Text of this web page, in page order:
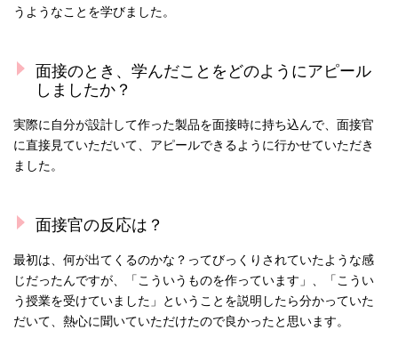
うようなことを学びました。
面接のとき、学んだことをどのようにアピール
しましたか？
実際に自分が設計して作った製品を面接時に持ち込んで、面接官
に直接見ていただいて、アピールできるように行かせていただき
ました。
面接官の反応は？
最初は、何が出てくるのかな？ってびっくりされていたような感
じだったんですが、「こういうものを作っています」、「こうい
う授業を受けていました」ということを説明したら分かっていた
だいて、熱心に聞いていただけたので良かったと思います。